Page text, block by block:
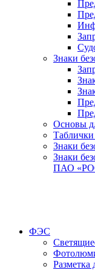
Знаки
Основы
Таблички
Знаки
Знаки
ПАО
ФЭС
Разметка